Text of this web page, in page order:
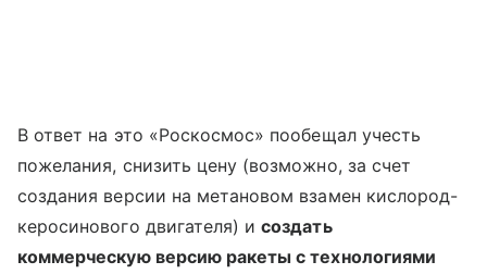
В ответ на это «Роскосмос» пообещал учесть
пожелания, снизить цену (возможно, за счет
создания версии на метановом взамен кислород-
керосинового двигателя) исоздать
коммерческую версию ракеты с технологиями